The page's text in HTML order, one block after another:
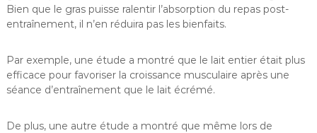
Bien que le gras puisse ralentir l’absorption du repas post-
entraînement, il n’en réduira pas les bienfaits.
Par exemple, une étude a montré que le lait entier était plus
efficace pour favoriser la croissance musculaire après une
séance d’entraînement que le lait écrémé.
De plus, une autre étude a montré que même lors de